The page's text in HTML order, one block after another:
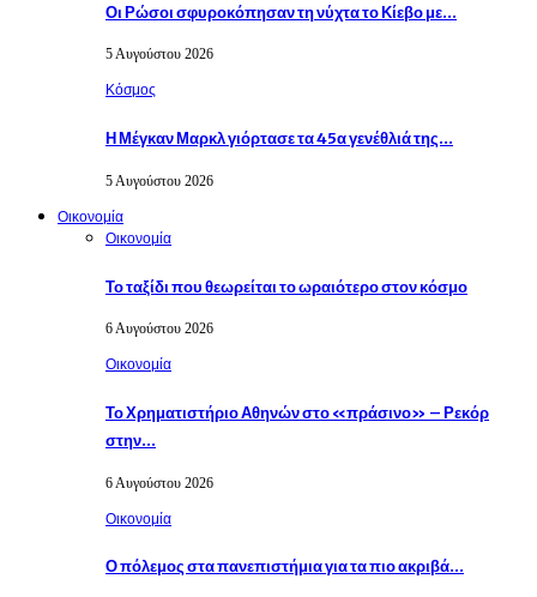
Οι Ρώσοι σφυροκόπησαν τη νύχτα το Κίεβο με…
5 Αυγούστου 2026
Κόσμος
Η Μέγκαν Μαρκλ γιόρτασε τα 45α γενέθλιά της…
5 Αυγούστου 2026
Οικονομία
Οικονομία
Το ταξίδι που θεωρείται το ωραιότερο στον κόσμο
6 Αυγούστου 2026
Οικονομία
Το Χρηματιστήριο Αθηνών στο «πράσινο» – Ρεκόρ
στην…
6 Αυγούστου 2026
Οικονομία
Ο πόλεμος στα πανεπιστήμια για τα πιο ακριβά…